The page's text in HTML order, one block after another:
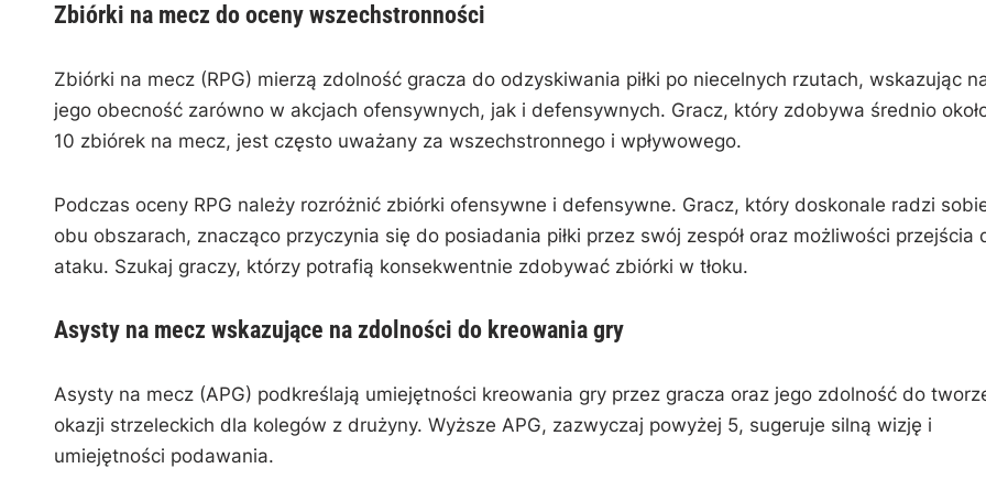
Zbiórki na mecz do oceny wszechstronności
Zbiórki na mecz (RPG) mierzą zdolność gracza do odzyskiwania piłki po niecelnych rzutach, wskazując
jego obecność zarówno w akcjach ofensywnych, jak i defensywnych. Gracz, który zdobywa średnio
10 zbiórek na mecz, jest często uważany za wszechstronnego i wpływowego.
Podczas oceny RPG należy rozróżnić zbiórki ofensywne i defensywne. Gracz, który doskonale radzi
obu obszarach, znacząco przyczynia się do posiadania piłki przez swój zespół oraz możliwości przejścia
ataku. Szukaj graczy, którzy potrafią konsekwentnie zdobywać zbiórki w tłoku.
Asysty na mecz wskazujące na zdolności do kreowania gry
Asysty na mecz (APG) podkreślają umiejętności kreowania gry przez gracza oraz jego zdolność do
okazji strzeleckich dla kolegów z drużyny. Wyższe APG, zazwyczaj powyżej 5, sugeruje silną wizję i
umiejętności podawania.